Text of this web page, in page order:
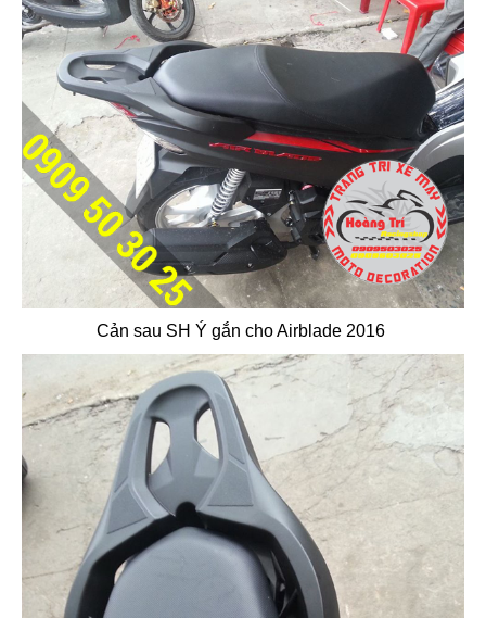
Cản sau SH Ý gắn cho Airblade 2016